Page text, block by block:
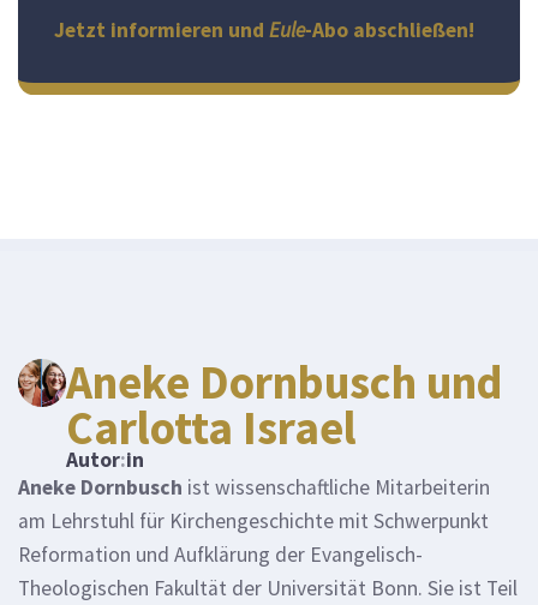
Jetzt informieren und Eule-Abo abschließen!
Aneke Dornbusch und
Carlotta Israel
Autor:in
Aneke Dornbusch ist wissenschaftliche Mitarbeiterin
am Lehrstuhl für Kirchengeschichte mit Schwerpunkt
Reformation und Aufklärung der Evangelisch-
Theologischen Fakultät der Universität Bonn. Sie ist Teil